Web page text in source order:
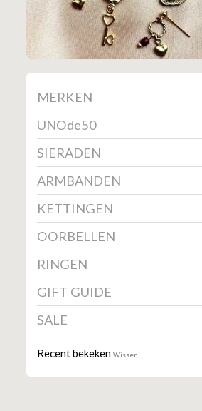
MERKEN
UNOde50
SIERADEN
ARMBANDEN
KETTINGEN
OORBELLEN
RINGEN
GIFT GUIDE
SALE
Recent bekeken Wissen